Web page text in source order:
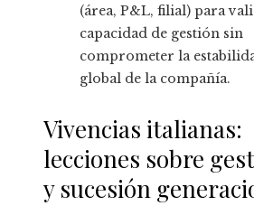
(área, P&L, filial) para
capacidad de gestión sin
comprometer la
global de la compañía.
Vivencias italianas:
lecciones sobre
y sucesión